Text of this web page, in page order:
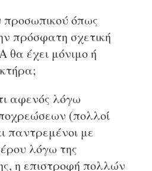
προσωπικού όπως
πρόσφατη σχετική
θα έχει μόνιμο ή
αφενός λόγω
(πολλοί
παντρεμένοι με
λόγω της
η επιστροφή πολλών